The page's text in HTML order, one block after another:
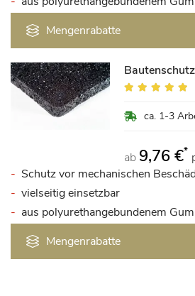
Mengenrabatte
Bewertung:
ca. 1-3
ab 9,76 €*
Schutz vor mechanischen
vielseitig einsetzbar
aus polyurethangebundenem
Mengenrabatte